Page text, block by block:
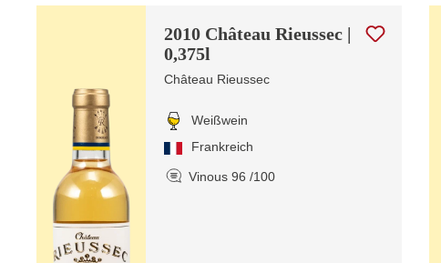
2010 Château Rieussec |
0,375l
Château Rieussec
Weißwein
Frankreich
Vinous 96 /100